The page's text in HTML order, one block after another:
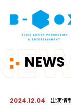
NEWS
2024.12.04 出演情